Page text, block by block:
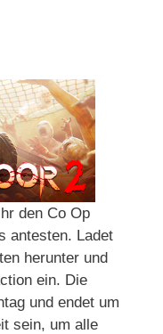
den Co Op
antesten. Ladet
herunter und
ein. Die
und endet um
sein, um alle